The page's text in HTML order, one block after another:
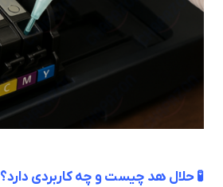
🧪 حلال هد چیست و چه کاربردی دارد؟